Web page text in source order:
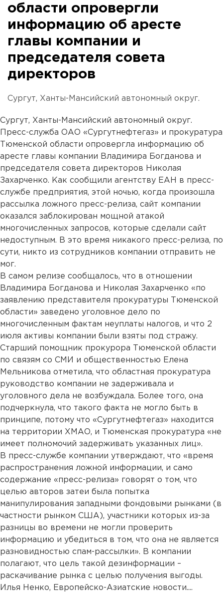
области опровергли
информацию об аресте
главы компании и
председателя совета
директоров
Сургут, Ханты-Мансийский автономный округ.
Сургут, Ханты-Мансийский автономный округ.
Пресс-служба ОАО «Сургутнефтегаз» и прокуратура
Тюменской области опровергла информацию об
аресте главы компании Владимира Богданова и
председателя совета директоров Николая
Захарченко. Как сообщили агентству ЕАН в пресс-
службе предприятия, этой ночью, когда произошла
рассылка ложного пресс-релиза, сайт компании
оказался заблокирован мощной атакой
многочисленных запросов, которые сделали сайт
недоступным. В это время никакого пресс-релиза, по
сути, никто из сотрудников компании отправить не
мог.
В самом релизе сообщалось, что в отношении
Владимира Богданова и Николая Захарченко «по
заявлению представителя прокуратуры Тюменской
области» заведено уголовное дело по
многочисленным фактам неуплаты налогов, и что 2
июля активы компании были взяты под стражу.
Старший помощник прокурора Тюменской области
по связям со СМИ и общественностью Елена
Мельникова отметила, что областная прокуратура
руководство компании не задерживала и
уголовного дела не возбуждала. Более того, она
подчеркнула, что такого факта не могло быть в
принципе, потому что «Сургутнефтегаз» находится
на территории ХМАО, и Тюменская прокуратура «не
имеет полномочий задерживать указанных лиц».
В пресс-службе компании утверждают, что «время
распространения ложной информации, и само
содержание «пресс-релиза» говорят о том, что
целью авторов затеи была попытка
манипулирования западными фондовыми рынками (в
частности рынком США), участники которых из-за
разницы во времени не могли проверить
информацию и убедиться в том, что она не является
разновидностью спам-рассылки». В компании
полагают, что цель такой дезинформации –
раскачивание рынка с целью получения выгоды.
Илья Ненко, Европейско-Азиатские новости....